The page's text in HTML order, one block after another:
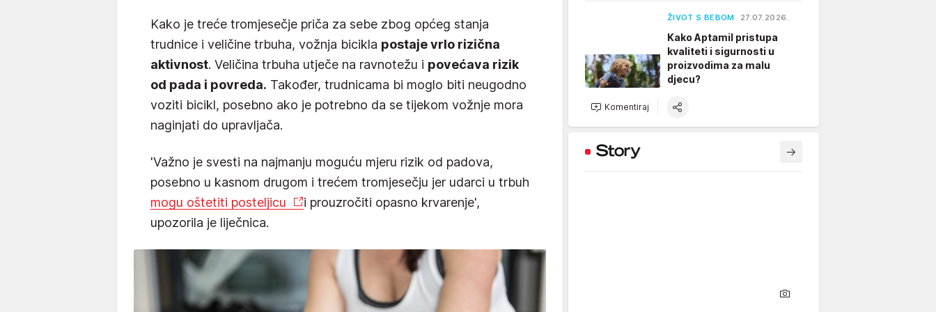
Kako je treće tromjesečje priča za sebe zbog općeg stanja
trudnice i veličine trbuha, vožnja bicikla postaje vrlo rizična
aktivnost. Veličina trbuha utječe na ravnotežu i povećava rizik
od pada i povreda. Također, trudnicama bi moglo biti neugodno
voziti bicikl, posebno ako je potrebno da se tijekom vožnje mora
naginjati do upravljača.
'Važno je svesti na najmanju moguću mjeru rizik od padova,
posebno u kasnom drugom i trećem tromjesečju jer udarci u trbuh
mogu oštetiti posteljicu
i prouzročiti opasno krvarenje',
upozorila je liječnica.
ŽIVOT S BEBOM 27.07.2026.
Kako Aptamil pristupa
kvaliteti i sigurnosti u
proizvodima za malu
djecu?
Komentiraj